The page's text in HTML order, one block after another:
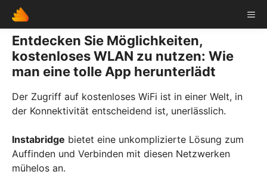
Skip
content
Entdecken Sie Möglichkeiten,
kostenloses WLAN zu nutzen: Wie
man eine tolle App herunterlädt
Der Zugriff auf kostenloses WiFi ist in einer Welt, in
der Konnektivität entscheidend ist, unerlässlich.
Instabridge bietet eine unkomplizierte Lösung zum
Auffinden und Verbinden mit diesen Netzwerken
mühelos an.